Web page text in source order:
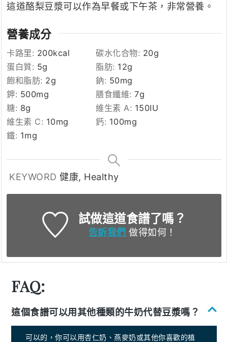
這道酪梨豆漿可以作為早餐或下午茶，非常營養。
營養成分
卡路里: 200kcal 碳水化合物: 20g
蛋白質: 5g 脂肪: 12g
飽和脂肪: 2g 鈉: 50mg
鉀: 500mg 膳食纖維:7g
糖: 8g 維生素 A: 150IU
維生素 C: 10mg 鈣: 100mg
鐵: 1mg
KEYWORD健康, Healthy
試做這道食譜了嗎？
告訴我們 做得如何！
FAQ:
這個食譜可以用其他種類的牛奶代替豆漿嗎？
可以的，你可以用杏仁奶、燕麥奶或其他你喜歡的植